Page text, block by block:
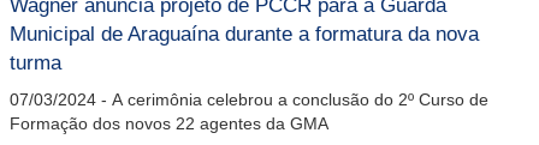
Wagner anuncia projeto de PCCR para a Guarda
Municipal de Araguaína durante a formatura da nova
turma
07/03/2024 - A cerimônia celebrou a conclusão do 2º Curso de
Formação dos novos 22 agentes da GMA